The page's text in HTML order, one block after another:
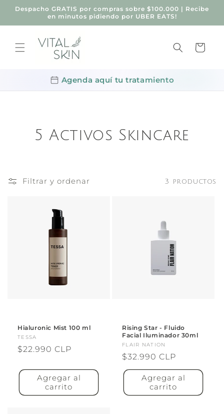
directamente
al contenido
Despacho GRATIS por compras sobre $100.000 | Recibe
en minutos pidiendo por UBER EATS!
Carrito
Agenda aquí tu tratamiento
5 Activos Skincare
Filtrar y ordenar 3 productos
Hialuronic Mist 100 ml
Proveedor:
TESSA
Precio
$22.990 CLP
Agregar al
carrito
Rising Star - Fluido
Facial Iluminador 30ml
Proveedor:
FLAIR NATION
Precio
habitual
$32.990 CLP
Agregar al
carrito